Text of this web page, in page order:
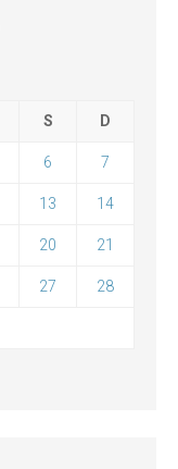
S D
6 7
13 14
20 21
27 28